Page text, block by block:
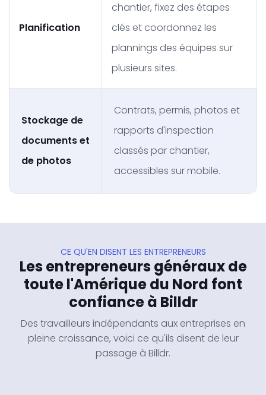
Planification
chantier, fixez des étapes
clés et coordonnez les
plannings des équipes sur
plusieurs sites.
Stockage de
documents et
de photos
Contrats, permis, photos et
rapports d'inspection
classés par chantier,
accessibles sur mobile.
CE QU'EN DISENT LES ENTREPRENEURS
Les entrepreneurs généraux de
toute l'Amérique du Nord font
confiance à Billdr
Des travailleurs indépendants aux entreprises en
pleine croissance, voici ce qu'ils disent de leur
passage à Billdr.